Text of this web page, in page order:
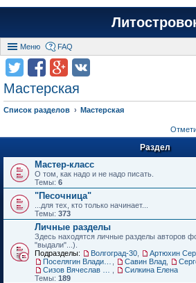
Меню FAQ
Мастерская
Список разделов Мастерская
Раздел
Мастер-класс
О том, как надо и не надо писать.
Темы: 6
"Песочница"
...для тех, кто только начинает...
Темы: 373
Личные разделы
Здесь находятся личные разделы авторов
"выдали"...).
Подразделы:
Волгоград-30 Артюхин
Савин Влад
Силкина Елена
Темы: 189